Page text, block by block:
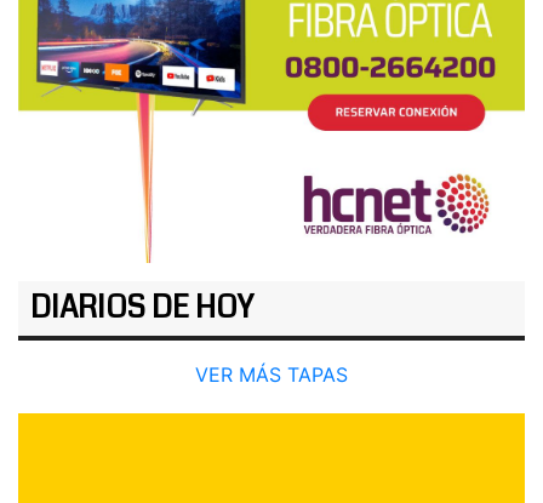
DIARIOS DE HOY
VER MÁS TAPAS